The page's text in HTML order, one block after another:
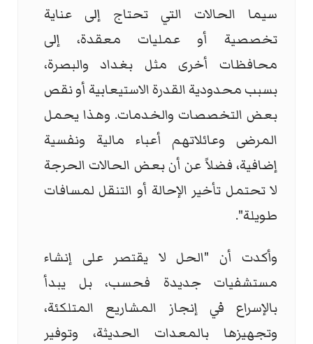
سيما الحالات التي تحتاج إلى عناية
تخصصية أو عمليات معقدة، إلى
محافظات أخرى مثل بغداد والبصرة،
بسبب محدودية القدرة الاستيعابية أو نقص
بعض التخصصات والخدمات. وهذا يحمل
المرضى وعائلاتهم أعباء مالية ونفسية
إضافية، فضلاً عن أن بعض الحالات الحرجة
لا تحتمل تأخير الإحالة أو التنقل لمسافات
طويلة".
وأكدت أن "الحل لا يقتصر على إنشاء
مستشفيات جديدة فحسب، بل يبدأ
بالإسراع في إنجاز المشاريع المتلكئة،
وتجهيزها بالمعدات الحديثة، وتوفير